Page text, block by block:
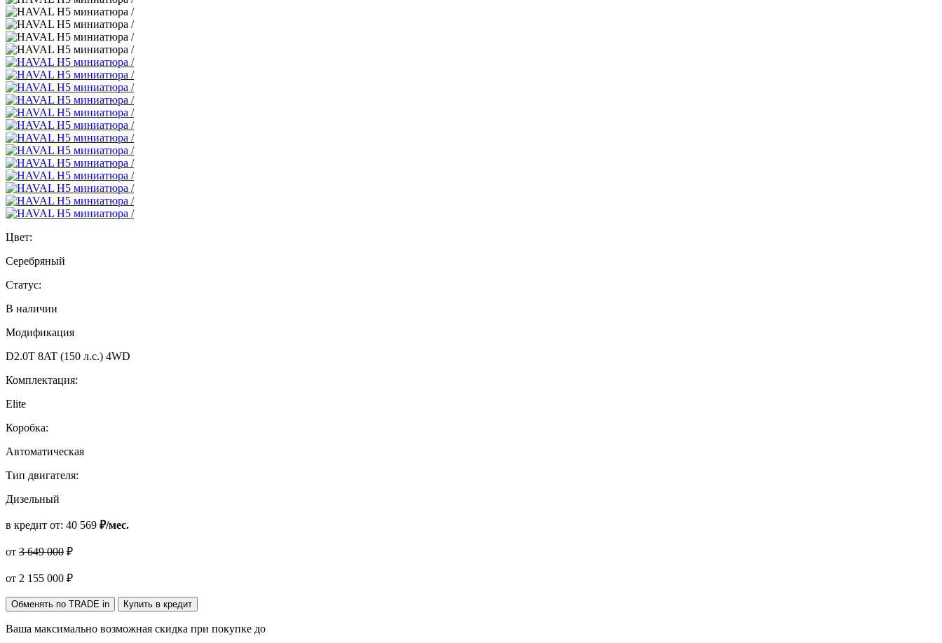
Цвет:
Серебряный
Статус:
В наличии
Модификация
D2.0T 8AT (150 л.с.) 4WD
Комплектация:
Elite
Коробка:
Автоматическая
Тип двигателя:
Дизельный
в кредит от: 40 569 ₽/мес.
от 3 649 000 ₽
от 2 155 000 ₽
Обменять по TRADE in Купить в кредит
Ваша максимально возможная скидка при покупке до